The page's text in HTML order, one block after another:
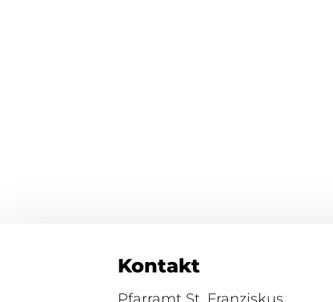
Kontakt